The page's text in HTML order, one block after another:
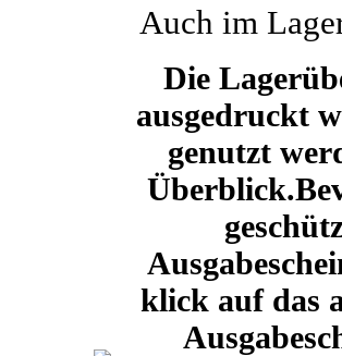
Auch im
Die
ausgedruckt
genutzt
klick auf das